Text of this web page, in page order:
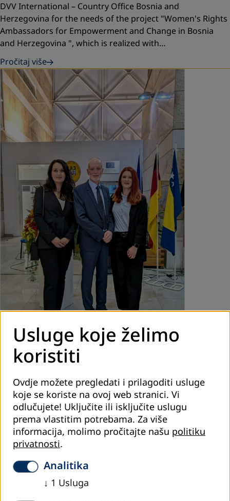
DVV International – Country Office Bosnia and
Herzegovina for the needs of the project "Women's Rights
Ambassadors for Empowerment and Change in Bosnia
and Herzegovina ", which is realized with…
Pročitaj više
oktobar 2024
Prijem povodom Dana njemačkog ujedinjenja
(jedinstva) u Ambasadi sa NJ.E. Thomasom
Fitschenom, ambasadorom
Dan njemačkog ujedinjenja (jedinstva) obilježava se 3.
oktobra kao podsjetnik na događaje iz 1990. godine, kada
je nakon 45 godina podjele Istočna Njemačka formalno
Usluge koje želimo
koristiti
Ovdje možete pregledati i prilagoditi usluge
koje se koriste na ovoj web stranici. Vi
odlučujete! Uključite ili isključite uslugu
prema vlastitim potrebama. Za više
informacija, molimo pročitajte našu politiku
privatnosti.
Analitika
↓ 1 Usluga